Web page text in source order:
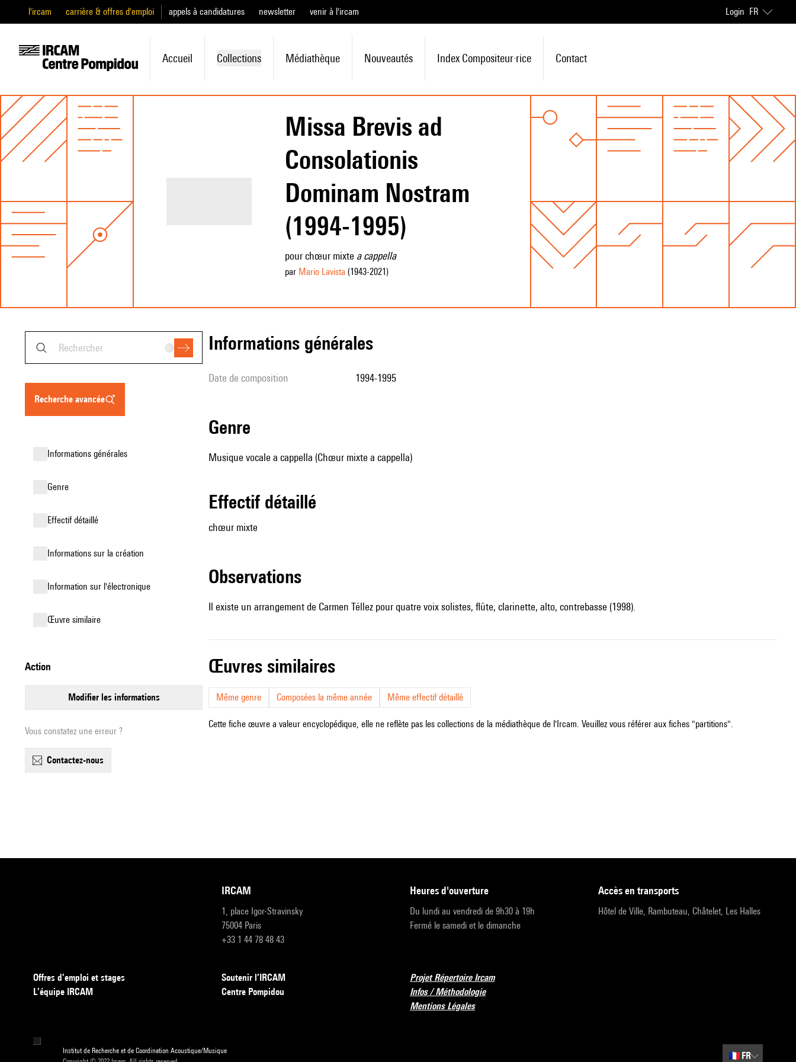
l'ircam carrière & offres d'emploi appels à candidatures newsletter venir à l'ircam Login FR
Accueil Collections Médiathèque Nouveautés Index Compositeur·rice Contact
Missa Brevis ad
Consolationis
Dominam Nostram
(1994-1995)
pour chœur mixte a cappella
par Mario Lavista (1943-2021)
recherche avancée
informations générales
genre
effectif détaillé
informations sur la création
Information sur l'électronique
œuvre similaire
action
modifier les informations
Vous constatez une erreur ?
contactez-nous
informations générales
date de composition 1994-1995
genre
Musique vocale a cappella (Chœur mixte a cappella)
effectif détaillé
chœur mixte
observations
Il existe un arrangement de Carmen Téllez pour quatre voix solistes, flûte, clarinette, alto, contrebasse (1998).
œuvres similaires
Même genre Composées la même année Même effectif détaillé
Cette fiche œuvre a valeur encyclopédique, elle ne reflète pas les collections de la médiathèque de l'Ircam. Veuillez vous référer aux fiches "partitions".
IRCAM
1, place Igor-Stravinsky
75004 Paris
+33 1 44 78 48 43
heures d'ouverture
Du lundi au vendredi de 9h30 à 19h
Fermé le samedi et le dimanche
accès en transports
Hôtel de Ville, Rambuteau, Châtelet, Les Halles
Offres d’emploi et stages
L’équipe IRCAM
Soutenir l’IRCAM
Centre Pompidou
Projet Répertoire Ircam
Infos / Méthodologie
Mentions Légales
Institut de Recherche et de Coordination Acoustique/Musique
🇫🇷 FR